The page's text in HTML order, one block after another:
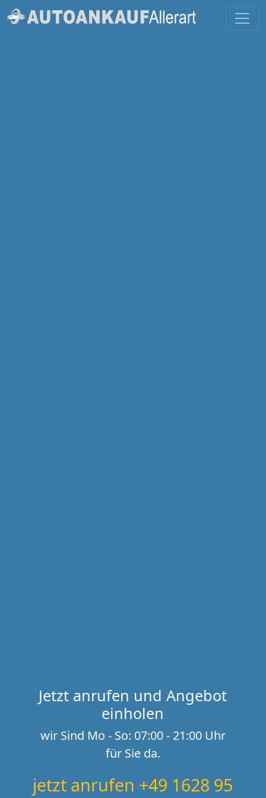
Jetzt anrufen und Angebot
einholen
wir Sind Mo - So: 07:00 - 21:00 Uhr
für Sie da.
jetzt anrufen +49 1628 95